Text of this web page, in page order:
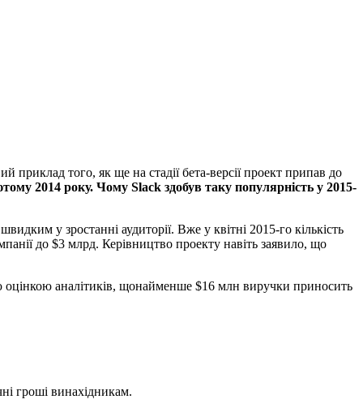
приклад того, як ще на стадії бета-версії проект припав до
2014 року. Чому Slack здобув таку популярність у 2015-
у зростанні аудиторії. Вже у квітні 2015-го кількість
до $3 млрд. Керівництво проекту навіть заявило, що
оцінкою аналітиків, щонайменше $16 млн виручки приносить
гроші винахідникам.